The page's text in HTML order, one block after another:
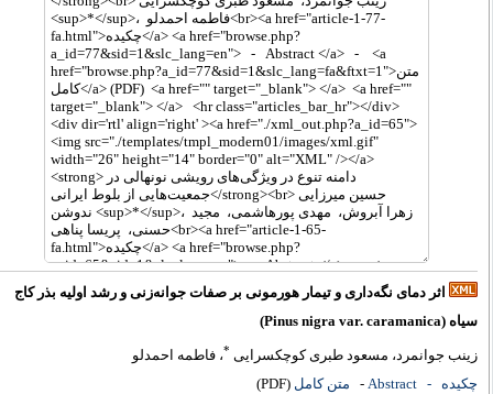
اثر دمای نگه‌داری و تیمار هورمونی بر صفات جوانه‌زنی و رشد اولیه بذر کاج
سیاه (Pinus nigra var. caramanica)
زینب جوانمرد، مسعود طبری کوچکسرایی ، فاطمه احمدلو
چکیده - Abstract
- متن کامل(PDF)